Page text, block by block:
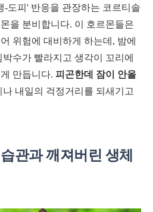
-도피' 반응을 관장하는 코르티솔
을 분비합니다. 이 호르몬들은
위험에 대비하게 하는데, 밤에
수가 빨라지고 생각이 꼬리에
만듭니다. 피곤한데 잠이 안올
내일의 걱정거리를 되새기고
관과 깨져버린 생체